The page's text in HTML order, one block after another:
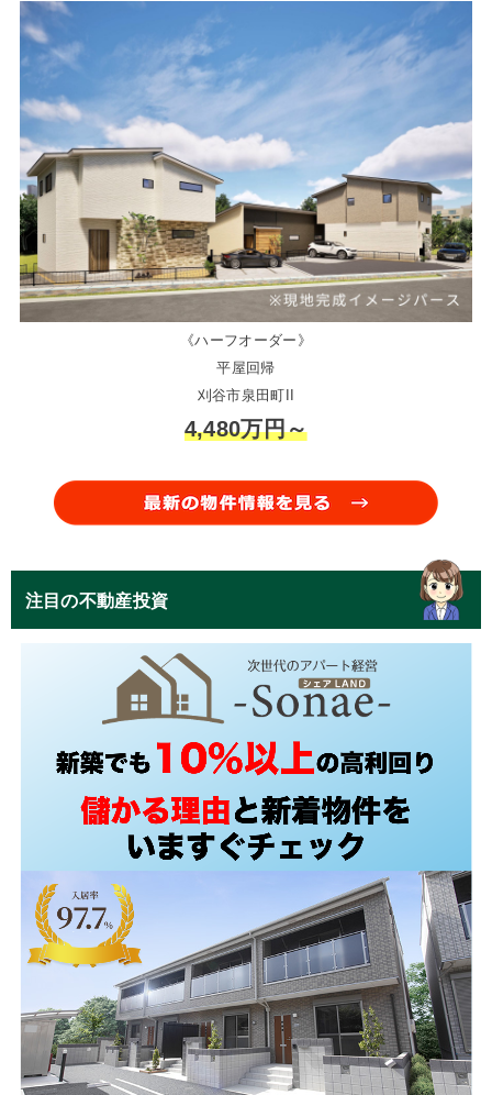
《ハーフオーダー》
平屋回帰
刈谷市泉田町II
4,480万円～
注目の不動産投資